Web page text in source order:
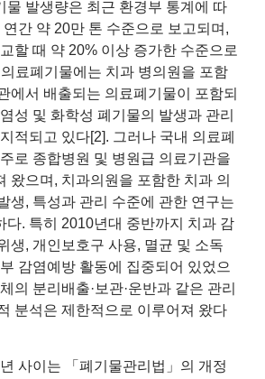
물 발생량은 최근 환경부 통계에 따
간 약 20만 톤 수준으로 보고되며,
할 때 약 20% 이상 증가한 수준으로
료폐기물에는 치과 병의원을 포함
에서 배출되는 의료폐기물이 포함되
성 및 화학성 폐기물의 발생과 관리
적되고 있다[2]. 그러나 국내 의료폐
로 종합병원 및 병원급 의료기관을
왔으며, 치과의원을 포함한 치과 의
생, 특성과 관리 수준에 관한 연구는
다. 특히 2010년대 중반까지 치과 감
생, 개인보호구 사용, 멸균 및 소독
감염예방 활동에 집중되어 있었으
의 분리배출·보관·운반과 같은 관리
분석은 제한적으로 이루어져 왔다
사이는 「폐기물관리법」의 개정